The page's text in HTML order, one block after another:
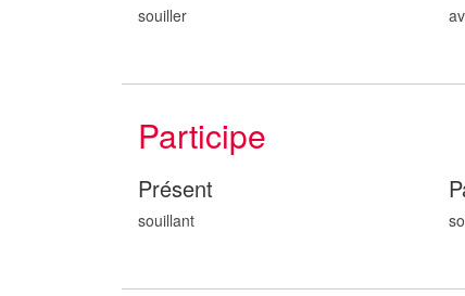
souiller
Participe
Présent
souillant